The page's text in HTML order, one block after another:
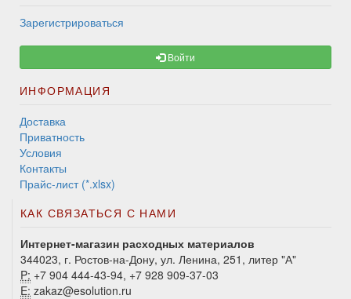
Зарегистрироваться
Войти
ИНФОРМАЦИЯ
Доставка
Приватность
Условия
Контакты
Прайс-лист (*.xlsx)
КАК СВЯЗАТЬСЯ С НАМИ
Интернет-магазин расходных материалов
344023, г. Ростов-на-Дону, ул. Ленина, 251, литер "А"
P: +7 904 444-43-94, +7 928 909-37-03
E: zakaz@esolution.ru